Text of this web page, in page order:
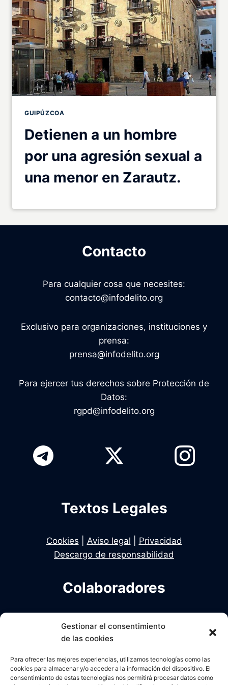
Gestionar el consentimiento
de las cookies
Para ofrecer las mejores experiencias, utilizamos tecnologías como las
cookies para almacenar y/o acceder a la información del dispositivo. El
consentimiento de estas tecnologías nos permitirá procesar datos como
GUIPÚZCOA
Detienen a un hombre
por una agresión sexual a
una menor en Zarautz.
Contacto
Para cualquier cosa que necesites:
contacto@infodelito.org
Exclusivo para organizaciones, instituciones y
prensa:
prensa@infodelito.org
Para ejercer tus derechos sobre Protección de
Datos:
rgpd@infodelito.org
Textos Legales
Cookies Aviso legal
Privacidad
Descargo de responsabilidad
Colaboradores
Infodelito es una iniciativa de Dekhan y Alcalde
en colaboración con Una Policia para el Siglo XXI